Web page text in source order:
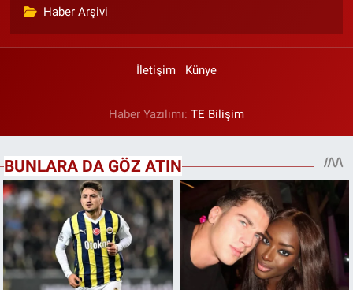
Haber Arşivi
İletişim Künye
Haber Yazılımı: TE Bilişim